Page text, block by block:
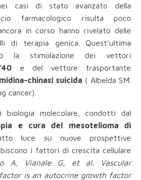
casi di stato avanzato della
farmacologico risulta poco
in corso hanno rivelato delle
di terapia genica. Quest'ultima
la stimolazione dei vettori
e del vettore trasportante
chinasi suicida( Albelda SM.
cancer).
molecolare, condotti dal
e cura del mesotelioma di
luce su nuove prospettive
i fattori di crescita cellulare
A, Vianale G, et al. Vascular
is an autocrine growth factor